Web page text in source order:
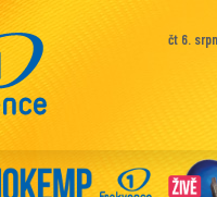
čt 6.